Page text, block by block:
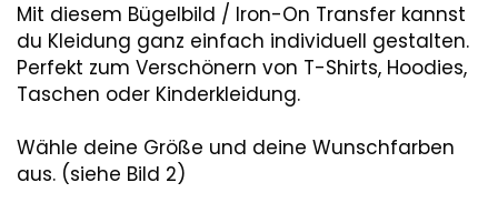
Mit diesem Bügelbild / Iron-On Transfer kannst
du Kleidung ganz einfach individuell gestalten.
Perfekt zum Verschönern von T-Shirts, Hoodies,
Taschen oder Kinderkleidung.
Wähle deine Größe und deine Wunschfarben
aus. (siehe Bild 2)